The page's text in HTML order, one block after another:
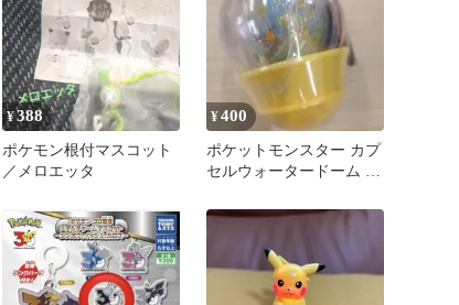
¥388
ポケモン根付マスコット
／メロエッタ
¥400
ポケットモンスター カプ
セルウォータードーム お